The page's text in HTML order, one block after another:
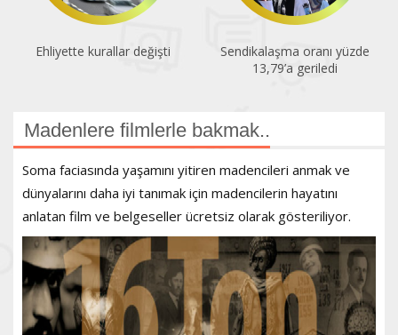
Ehliyette kurallar değişti
Sendikalaşma oranı yüzde
13,79’a geriledi
Madenlere filmlerle bakmak..
Soma faciasında yaşamını yitiren madencileri anmak ve
dünyalarını daha iyi tanımak için madencilerin hayatını
anlatan film ve belgeseller ücretsiz olarak gösteriliyor.